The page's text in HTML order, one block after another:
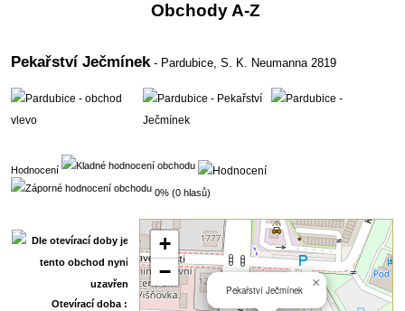
Obchody A-Z
Pekařství Ječmínek- Pardubice,S. K. Neumanna 2819
Hodnocení
0% (0 hlasů)
Otevírací doba :
Pekařství Ječmínek ×
+
−